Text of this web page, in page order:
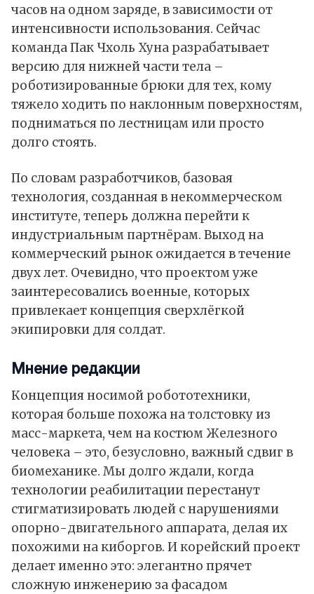
часов на одном заряде, в зависимости от
интенсивности использования. Сейчас
команда Пак Чхоль Хуна разрабатывает
версию для нижней части тела –
роботизированные брюки для тех, кому
тяжело ходить по наклонным поверхностям,
подниматься по лестницам или просто
долго стоять.
По словам разработчиков, базовая
технология, созданная в некоммерческом
институте, теперь должна перейти к
индустриальным партнёрам. Выход на
коммерческий рынок ожидается в течение
двух лет. Очевидно, что проектом уже
заинтересовались военные, которых
привлекает концепция сверхлёгкой
экипировки для солдат.
Мнение редакции
Концепция носимой робототехники,
которая больше похожа на толстовку из
масс-маркета, чем на костюм Железного
человека – это, безусловно, важный сдвиг в
биомеханике. Мы долго ждали, когда
технологии реабилитации перестанут
стигматизировать людей с нарушениями
опорно-двигательного аппарата, делая их
похожими на киборгов. И корейский проект
делает именно это: элегантно прячет
сложную инженерию за фасадом